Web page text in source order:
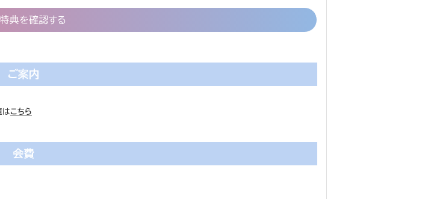
典を確認する
ご案内
はこちら
会費